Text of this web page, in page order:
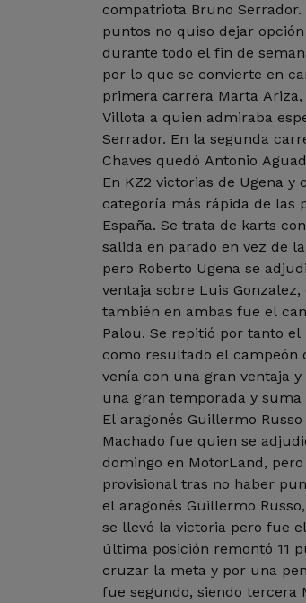
compatriota Bruno
puntos no quiso dejar
durante todo el fin de
por lo que se convierte en
primera carrera Marta
Villota a quien admiraba
Serrador. En la segunda
Chaves quedó Antonio
En KZ2 victorias de Ugena y
categoría más rápida de las
España. Se trata de karts
salida en parado en vez de
pero Roberto Ugena se
ventaja sobre Luis
también en ambas fue el
Palou. Se repitió por tanto
como resultado el campeón
venía con una gran ventaja
una gran temporada y
El aragonés Guillermo
Machado fue quien se
domingo en MotorLand,
provisional tras no haber
el aragonés Guillermo
se llevó la victoria pero fue
última posición remontó 11
cruzar la meta y por una
fue segundo, siendo tercera